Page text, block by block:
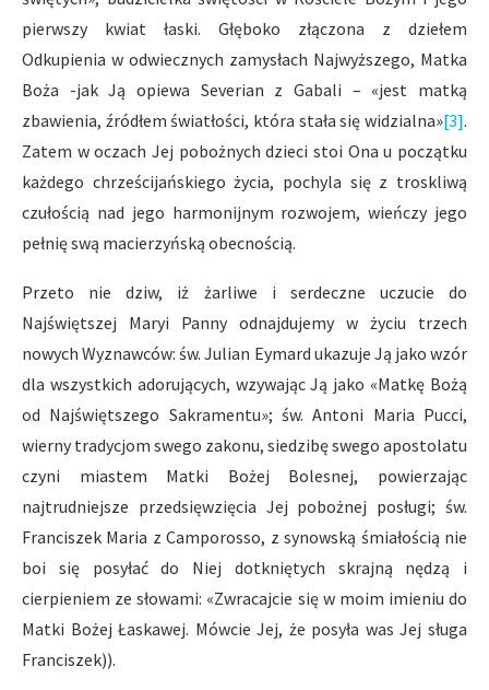
pierwszy kwiat łaski. Głęboko złączona z dziełem
Odkupienia w odwiecznych zamysłach Najwyższego, Matka
Boża -jak Ją opiewa Severian z Gabali – «jest matką
zbawienia, źródłem światłości, która stała się widzialna»[3].
Zatem w oczach Jej pobożnych dzieci stoi Ona u początku
każdego chrześcijańskiego życia, pochyla się z troskliwą
czułością nad jego harmonijnym rozwojem, wieńczy jego
pełnię swą macierzyńską obecnością.
Przeto nie dziw, iż żarliwe i serdeczne uczucie do
Najświętszej Maryi Panny odnajdujemy w życiu trzech
nowych Wyznawców: św. Julian Eymard ukazuje Ją jako wzór
dla wszystkich adorujących, wzywając Ją jako «Matkę Bożą
od Najświętszego Sakramentu»; św. Antoni Maria Pucci,
wierny tradycjom swego zakonu, siedzibę swego apostolatu
czyni miastem Matki Bożej Bolesnej, powierzając
najtrudniejsze przedsięwzięcia Jej pobożnej posługi; św.
Franciszek Maria z Camporosso, z synowską śmiałością nie
boi się posyłać do Niej dotkniętych skrajną nędzą i
cierpieniem ze słowami: «Zwracajcie się w moim imieniu do
Matki Bożej Łaskawej. Mówcie Jej, że posyła was Jej sługa
Franciszek)).